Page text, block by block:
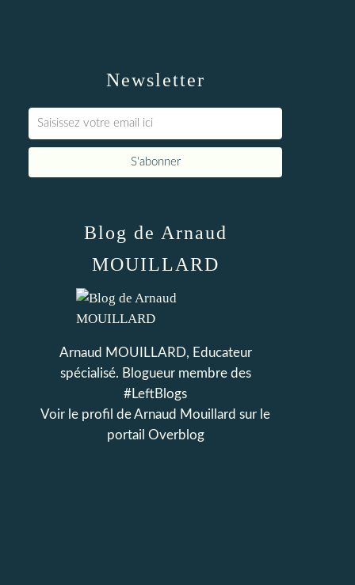
Newsletter
Blog de Arnaud
MOUILLARD
Arnaud MOUILLARD, Educateur
spécialisé. Blogueur membre des
#LeftBlogs
Voir le profil deArnaud Mouillard sur le
portail Overblog